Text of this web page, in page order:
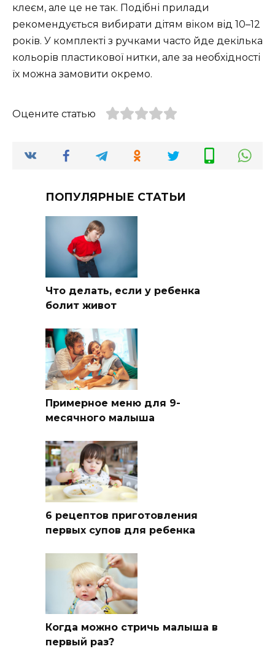
клеєм, але це не так. Подібні прилади
рекомендується вибирати дітям віком від 10–12
років. У комплекті з ручками часто йде декілька
кольорів пластикової нитки, але за необхідності
їх можна замовити окремо.
Оцените статью
ПОПУЛЯРНЫЕ СТАТЬИ
Что делать, если у ребенка
болит живот
Примерное меню для 9-
месячного малыша
6 рецептов приготовления
первых супов для ребенка
Когда можно стричь малыша в
первый раз?